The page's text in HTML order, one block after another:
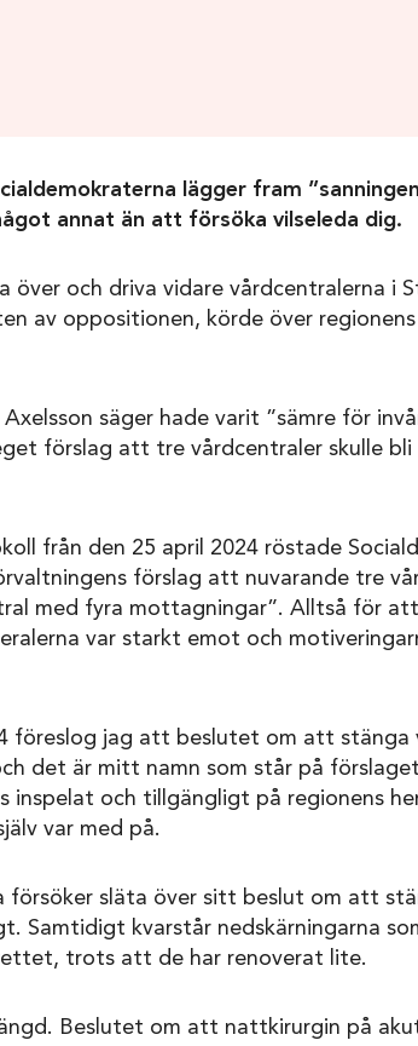
lägger fram
annat än att försöka vilseleda dig.
och driva vidare vårdcentralerna i
av oppositionen, körde över regionens
säger hade varit ”sämre för
förslag att tre vårdcentraler skulle bli
från den 25 april 2024 röstade
förslag att nuvarande tre
med fyra mottagningar”. Alltså för
var starkt emot och
föreslog jag att beslutet om att stänga
det är mitt namn som står på
inspelat och tillgängligt på regionens
var med på.
försöker släta över sitt beslut om att
Samtidigt kvarstår nedskärningarna
trots att de har renoverat lite.
Beslutet om att nattkirurgin på